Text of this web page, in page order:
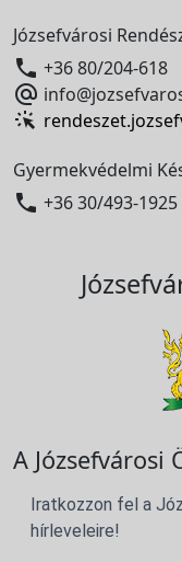
Józsefvárosi
 +36 80/204-618

Gyermekvédelmi
 +36 30/493-1925
A Józsefvárosi
Iratkozzon fel a
hírleveleire!